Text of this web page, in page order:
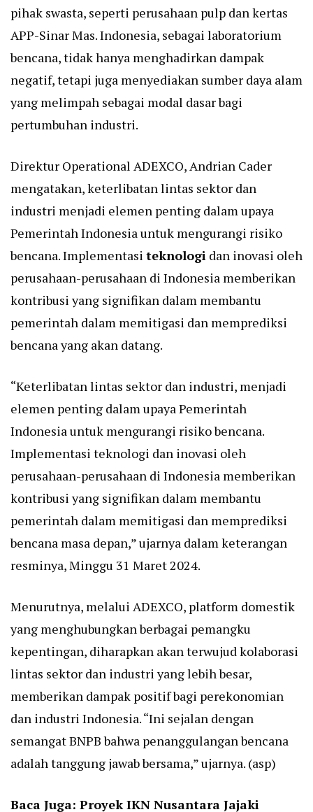
pihak swasta, seperti perusahaan pulp dan kertas
APP-Sinar Mas. Indonesia, sebagai laboratorium
bencana, tidak hanya menghadirkan dampak
negatif, tetapi juga menyediakan sumber daya alam
yang melimpah sebagai modal dasar bagi
pertumbuhan industri.
Direktur Operational ADEXCO, Andrian Cader
mengatakan, keterlibatan lintas sektor dan
industri menjadi elemen penting dalam upaya
Pemerintah Indonesia untuk mengurangi risiko
bencana. Implementasi teknologi dan inovasi oleh
perusahaan-perusahaan di Indonesia memberikan
kontribusi yang signifikan dalam membantu
pemerintah dalam memitigasi dan memprediksi
bencana yang akan datang.
“Keterlibatan lintas sektor dan industri, menjadi
elemen penting dalam upaya Pemerintah
Indonesia untuk mengurangi risiko bencana.
Implementasi teknologi dan inovasi oleh
perusahaan-perusahaan di Indonesia memberikan
kontribusi yang signifikan dalam membantu
pemerintah dalam memitigasi dan memprediksi
bencana masa depan,” ujarnya dalam keterangan
resminya, Minggu 31 Maret 2024.
Menurutnya, melalui ADEXCO, platform domestik
yang menghubungkan berbagai pemangku
kepentingan, diharapkan akan terwujud kolaborasi
lintas sektor dan industri yang lebih besar,
memberikan dampak positif bagi perekonomian
dan industri Indonesia. “Ini sejalan dengan
semangat BNPB bahwa penanggulangan bencana
adalah tanggung jawab bersama,” ujarnya. (asp)
Baca Juga: Proyek IKN Nusantara Jajaki